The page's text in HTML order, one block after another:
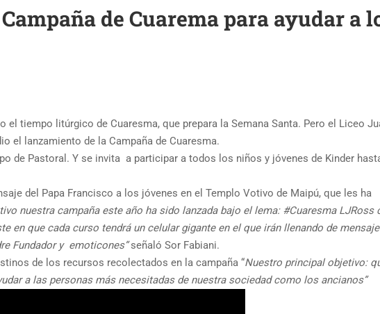
de Cuarema para ayudar a
el tiempo litúrgico de Cuaresma, que prepara la Semana Santa. Pero el Liceo
el lanzamiento de la Campaña de Cuaresma.
de Pastoral. Y se invita a participar a todos los niños y jóvenes de Kinder
del Papa Francisco a los jóvenes en el Templo Votivo de Maipú, que les ha
nuestra campaña este año ha sido lanzada bajo el lema: #Cuaresma LJRoss
en que cada curso tendrá un celular gigante en el que irán llenando de
Fundador y emoticones”señaló Sor Fabiani.
de los recursos recolectados en la campaña “Nuestro principal objetivo:
a las personas más necesitadas de nuestra sociedad como los ancianos”